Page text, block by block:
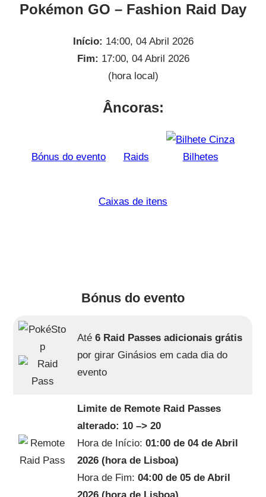
Pokémon GO – Fashion Raid Day
Início: 14:00, 04 Abril 2026
Fim: 17:00, 04 Abril 2026
(hora local)
Âncoras:
Bónus do evento Raids Bilhetes
Caixas de itens
Bónus do evento
Até6 Raid Passes adicionais grátis
por girar Ginásios em cada dia do
evento
Limite de Remote Raid Passes
alterado: 10 –> 20
Hora de Início:01:00 de 04 de Abril
2026 (hora de Lisboa)
Hora de Fim:04:00 de 05 de Abril